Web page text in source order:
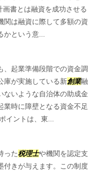
書とは融資を成功させる
関は融資に際して多額の資
という意...
、起業準備段階での資金調
庫が実施している新創業融
ないような自治体の助成金
業時に障壁となる資金不足
イントは、東...
った税理士や機関を認定支
付きが与えます。この制度